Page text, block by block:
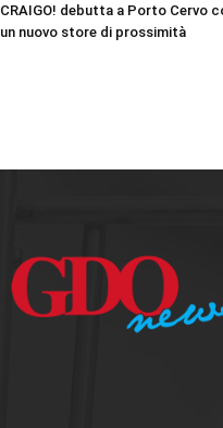
CRAIGO! debutta a Porto Cervo
un nuovo store di prossimità